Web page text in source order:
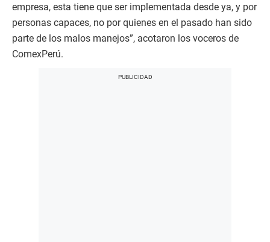
empresa, esta tiene que ser implementada desde ya, y por
personas capaces, no por quienes en el pasado han sido
parte de los malos manejos”, acotaron los voceros de
ComexPerú.